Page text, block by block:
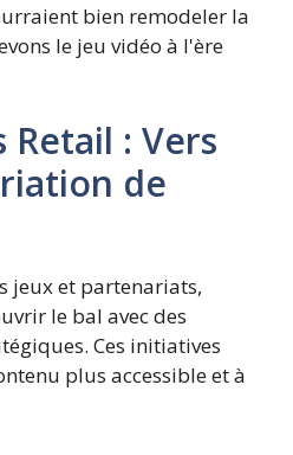
bien remodeler la
le jeu vidéo à l'ère
Retail : Vers
de
jeux et partenariats,
le bal avec des
Ces initiatives
plus accessible et à